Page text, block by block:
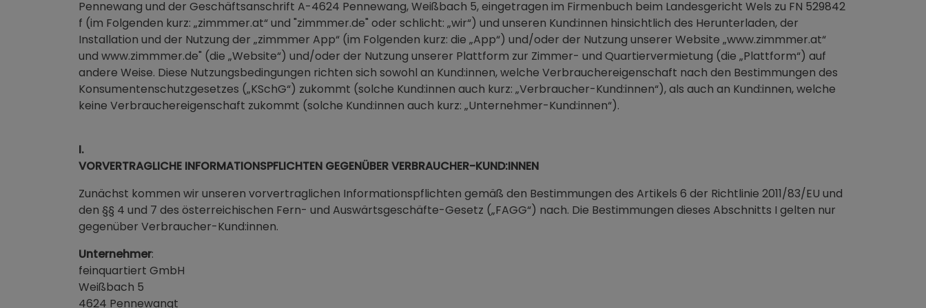
Pennewang und der Geschäftsanschrift A-4624 Pennewang, Weißbach 5, eingetragen im Firmenbuch beim Landesgericht Wels zu FN 529842
f (im Folgenden kurz: „zimmmer.at“ und "zimmmer.de" oder schlicht: „wir“) und unseren Kund:innen hinsichtlich des Herunterladen, der
Installation und der Nutzung der „zimmmer App“ (im Folgenden kurz: die „App“) und/oder der Nutzung unserer Website „www.zimmmer.at“
und www.zimmmer.de" (die „Website“) und/oder der Nutzung unserer Plattform zur Zimmer- und Quartiervermietung (die „Plattform“) auf
andere Weise. Diese Nutzungsbedingungen richten sich sowohl an Kund:innen, welche Verbrauchereigenschaft nach den Bestimmungen des
Konsumentenschutzgesetzes („KSchG“) zukommt (solche Kund:innen auch kurz: „Verbraucher-Kund:innen“), als auch an Kund:innen, welche
keine Verbrauchereigenschaft zukommt (solche Kund:innen auch kurz: „Unternehmer-Kund:innen“).
I.
VORVERTRAGLICHE INFORMATIONSPFLICHTEN GEGENÜBER VERBRAUCHER-KUND:INNEN
Zunächst kommen wir unseren vorvertraglichen Informationspflichten gemäß den Bestimmungen des Artikels 6 der Richtlinie 2011/83/EU und
den §§ 4 und 7 des österreichischen Fern- und Auswärtsgeschäfte-Gesetz („FAGG“) nach. Die Bestimmungen dieses Abschnitts I gelten nur
gegenüber Verbraucher-Kund:innen.
Unternehmer:
feinquartiert GmbH
Weißbach 5
4624 Pennewangt